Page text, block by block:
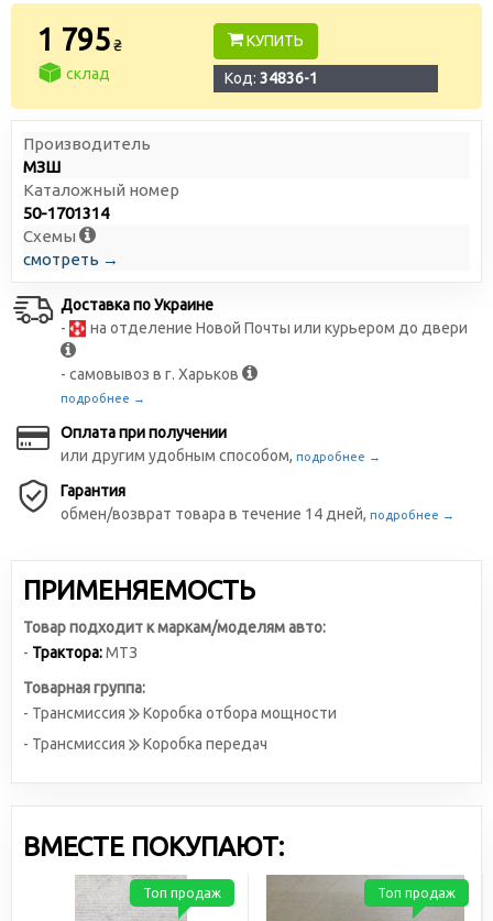
1 795₴
склад
КУПИТЬ
Код: 34836-1
Производитель
МЗШ
Каталожный номер
50-1701314
Схемы
смотреть →
Доставка по Украине
-
на отделение Новой Почты или курьером до двери
- самовывоз в г. Харьков
подробнее →
Оплата при получении
или другим удобным способом, подробнее →
Гарантия
обмен/возврат товара в течение 14 дней, подробнее →
ПРИМЕНЯЕМОСТЬ
Товар подходит к маркам/моделям авто:
- Трактора:МТЗ
Товарная группа:
- Трансмиссия
Коробка отбора мощности
- Трансмиссия
Коробка передач
ВМЕСТЕ ПОКУПАЮТ:
Топ продаж Топ продаж